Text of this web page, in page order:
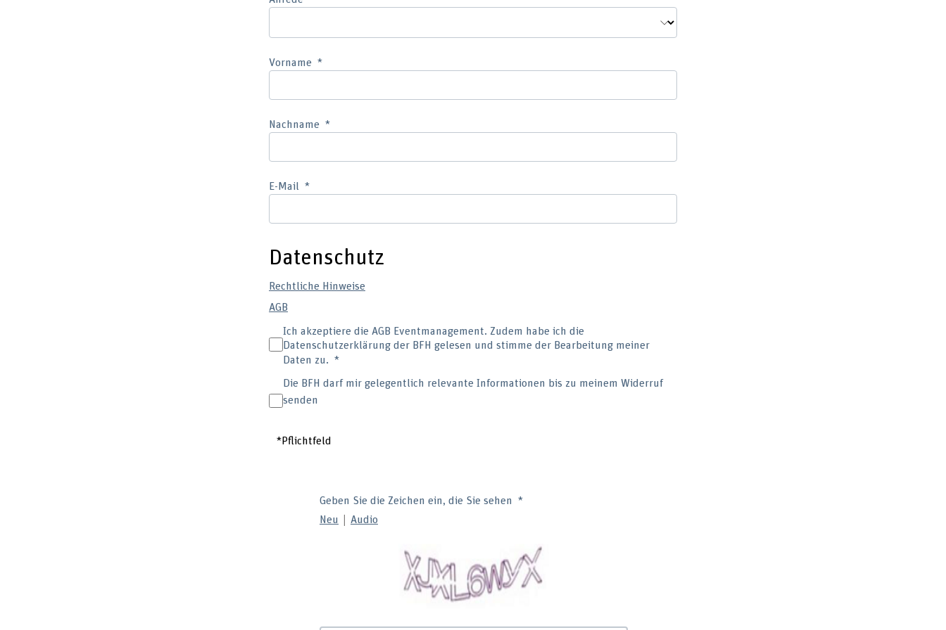
Vorname
Nachname
E-Mail
Datenschutz
Rechtliche Hinweise
AGB
Ich akzeptiere die AGB Eventmanagement. Zudem habe ich die
Datenschutzerklärung der BFH gelesen und stimme der Bearbeitung meiner
Daten zu.
Die BFH darf mir gelegentlich relevante Informationen bis zu meinem Widerruf
senden
*Pflichtfeld
Geben Sie die Zeichen ein, die Sie sehen
Neu | Audio